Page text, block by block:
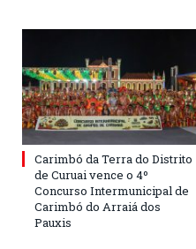
Carimbó da Terra do Distrito
de Curuai vence o 4º
Concurso Intermunicipal de
Carimbó do Arraiá dos
Pauxis